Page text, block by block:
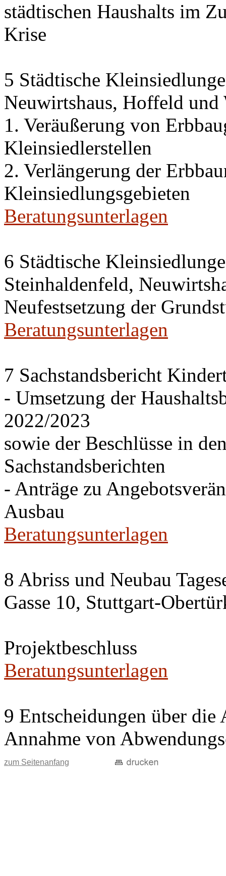
städtischen Haushalts im
Krise
5 Städtische
Neuwirtshaus, Hoffeld und
1. Veräußerung von
Kleinsiedlerstellen
2. Verlängerung der
Kleinsiedlungsgebieten
Beratungsunterlagen
6 Städtische
Steinhaldenfeld,
Neufestsetzung der
Beratungsunterlagen
7 Sachstandsbericht
- Umsetzung der
2022/2023
sowie der Beschlüsse in
Sachstandsberichten
- Anträge zu
Ausbau
Beratungsunterlagen
8 Abriss und Neubau
Gasse 10, Stuttgart-
Projektbeschluss
Beratungsunterlagen
9 Entscheidungen über
Annahme von
zum Seitenanfang